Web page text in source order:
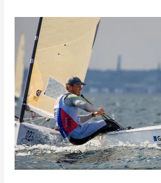
Gold
2018
Aarhus